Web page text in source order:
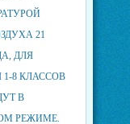
21
ДЛЯ
8 КЛАССОВ
В
РЕЖИМЕ.